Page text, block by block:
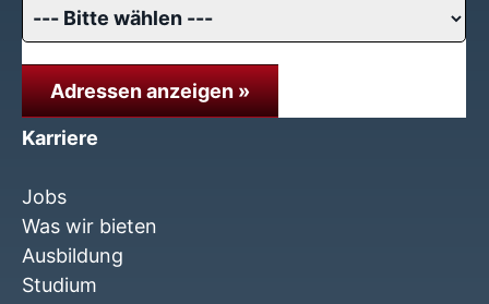
Adressen anzeigen »
Karriere
Jobs
Was wir bieten
Ausbildung
Studium